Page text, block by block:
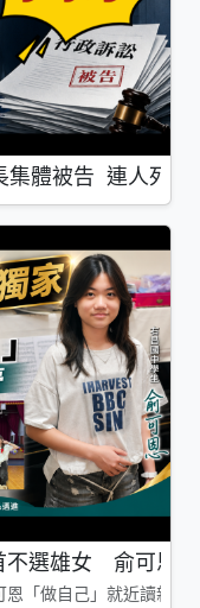
集體被告 連人死了
不選雄女 俞可恩
「做自己」就近讀新莊